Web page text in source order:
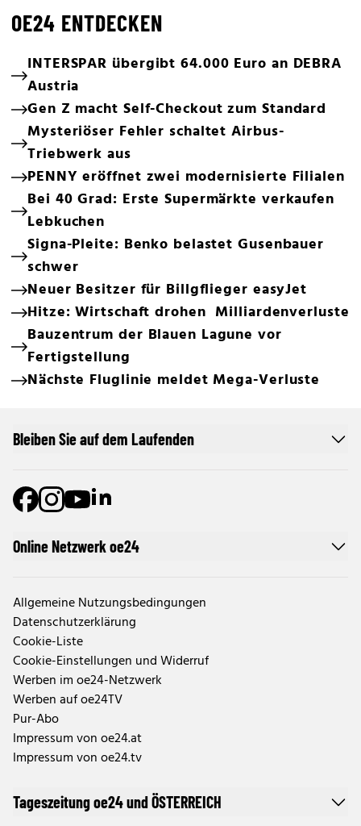
OE24 ENTDECKEN
INTERSPAR übergibt 64.000 Euro an DEBRA
Austria
Gen Z macht Self-Checkout zum Standard
Mysteriöser Fehler schaltet Airbus-
Triebwerk aus
PENNY eröffnet zwei modernisierte Filialen
Bei 40 Grad: Erste Supermärkte verkaufen
Lebkuchen
Signa-Pleite: Benko belastet Gusenbauer
schwer
Neuer Besitzer für Billgflieger easyJet
Hitze: Wirtschaft drohen Milliardenverluste
Bauzentrum der Blauen Lagune vor
Fertigstellung
Nächste Fluglinie meldet Mega-Verluste
Online Netzwerk oe24
Allgemeine Nutzungsbedingungen
Datenschutzerklärung
Cookie-Liste
Cookie-Einstellungen und Widerruf
Werben im oe24-Netzwerk
Werben auf oe24TV
Pur-Abo
Impressum von oe24.at
Impressum von oe24.tv
Tageszeitung oe24 und ÖSTERREICH
Bleiben Sie auf dem Laufenden